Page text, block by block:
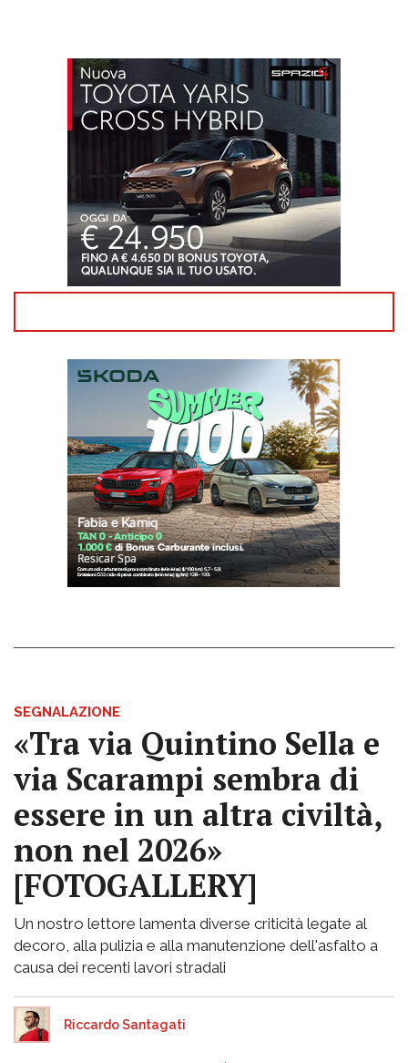
SEGNALAZIONE
«Tra via Quintino Sella e
via Scarampi sembra di
essere in un altra civiltà,
non nel 2026»
[FOTOGALLERY]
Un nostro lettore lamenta diverse criticità legate al
decoro, alla pulizia e alla manutenzione dell'asfalto a
causa dei recenti lavori stradali
Riccardo Santagati